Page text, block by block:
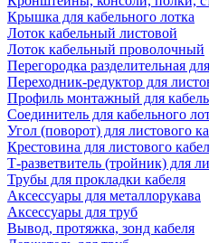
Крышка для кабельного лотка
Лоток кабельный листовой
Лоток кабельный проволочный
Перегородка разделительная
Переходник-редуктор для
Профиль монтажный для
Соединитель для кабельного
Угол (поворот) для листового
Крестовина для листового
Т-разветвитель (тройник) для
Трубы для прокладки кабеля
Аксессуары для металлорукава
Аксессуары для труб
Вывод, протяжка, зонд кабеля